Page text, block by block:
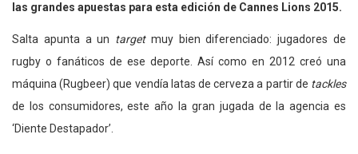
las grandes apuestas para esta edición de Cannes Lions 2015.
Salta apunta a un targetmuy bien diferenciado: jugadores de
rugby o fanáticos de ese deporte. Así como en 2012 creó una
máquina (Rugbeer) que vendía latas de cerveza a partir de tackles
de los consumidores, este año la gran jugada de la agencia es
‘Diente Destapador’.